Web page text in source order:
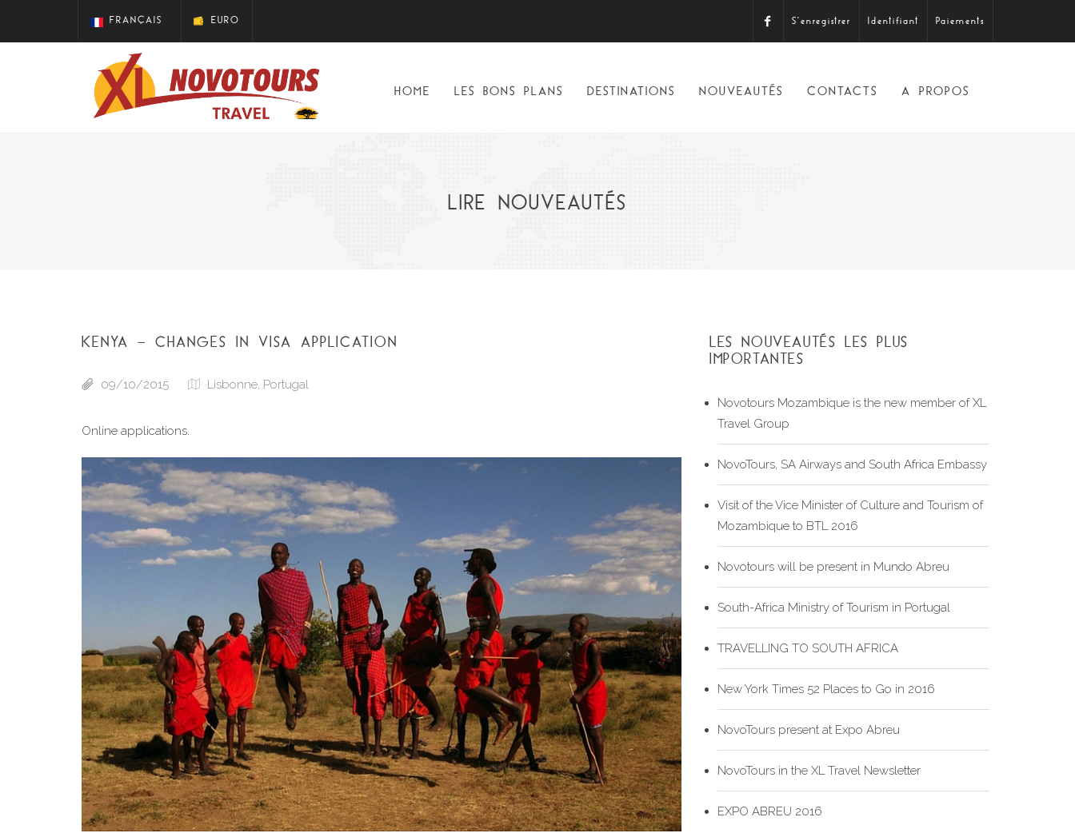
FRANÇAIS EURO S'enregistrer Identifiant Paiements
HOME LES BONS PLANS DESTINATIONS NOUVEAUTÉS CONTACTS A PROPOS
LIRE NOUVEAUTÉS
KENYA - CHANGES IN VISA APPLICATION
09/10/2015 Lisbonne, Portugal
Online applications.
LES NOUVEAUTÉS LES PLUS
IMPORTANTES
Novotours Mozambique is the new member of XL
Travel Group
NovoTours, SA Airways and South Africa Embassy
Visit of the Vice Minister of Culture and Tourism of
Mozambique to BTL 2016
Novotours will be present in Mundo Abreu
South-Africa Ministry of Tourism in Portugal
TRAVELLING TO SOUTH AFRICA
New York Times 52 Places to Go in 2016
NovoTours present at Expo Abreu
NovoTours in the XL Travel Newsletter
EXPO ABREU 2016